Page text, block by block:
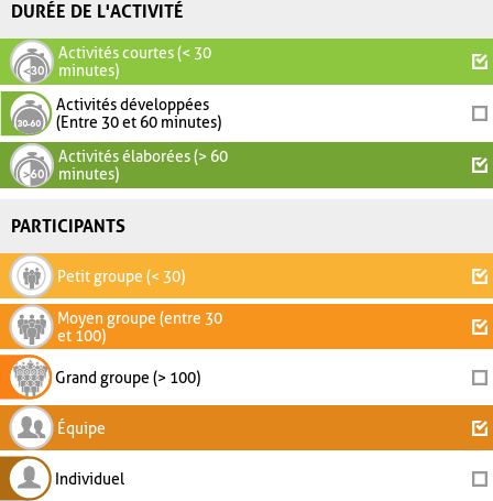
DURÉE DE L'ACTIVITÉ
Activités courtes (< 30
minutes)
Activités développées
(Entre 30 et 60 minutes)
Activités élaborées (> 60
minutes)
PARTICIPANTS
Petit groupe (< 30)
Moyen groupe (entre 30
et 100)
Grand groupe (> 100)
Équipe
Individuel